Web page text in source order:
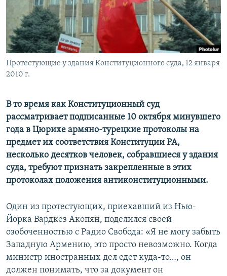
Հայերեն
English
Русский
Протестующие у здания Конституционного суда, 12 января
2010 г.
В то время как Конституционный суд
рассматривает подписанные 10 октября минувшего
года в Цюрихе армяно-турецкие протоколы на
предмет их соответствия Конституции РА,
несколько десятков человек, собравшиеся у здания
суда, требуют признать закрепленные в этих
протоколах положения антиконституционными.
Один из протестующих, приехавший из Нью-
Йорка Вардкез Акопян, поделился своей
озобоченностью с Радио Свобода: «Я не могу забыть
Западную Армению, это просто невозможно. Когда
министр иностранных дел едет куда-то…, он
должен понимать, что за документ он